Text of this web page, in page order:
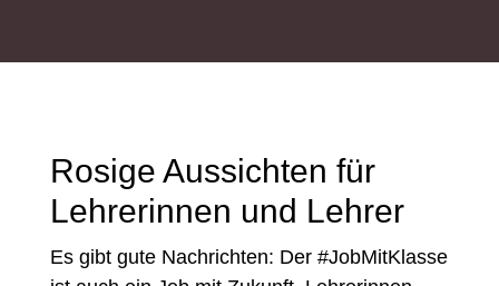
Rosige Aussichten für
Lehrerinnen und Lehrer
Es gibt gute Nachrichten: Der #JobMitKlasse